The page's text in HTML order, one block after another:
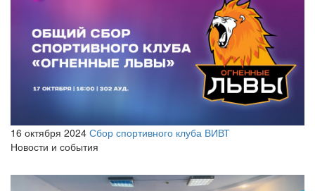
16 октября 2024 Сбор спортивного клуба ВИВТ
Новости и события